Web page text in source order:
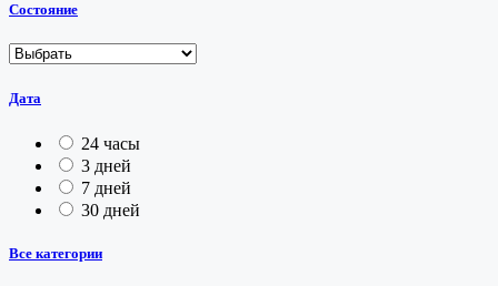
Состояние
Дата
24 часы
3 дней
7 дней
30 дней
Все категории